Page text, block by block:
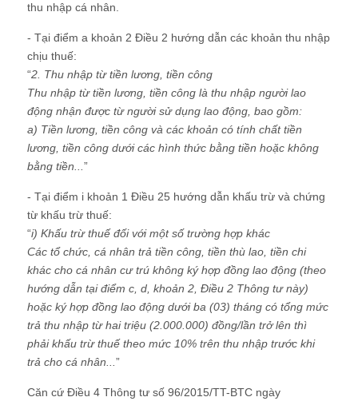
thu nhập cá nhân.
- Tại điểm a khoản 2 Điều 2 hướng dẫn các khoản thu nhập
chịu thuế:
“2. Thu nhập từ tiền lương, tiền công
Thu nhập từ tiền lương, tiền công là thu nhập người lao
động nhận được từ người sử dụng lao động, bao gồm:
a) Tiền lương, tiền công và các khoản có tính chất tiền
lương, tiền công dưới các hình thức bằng tiền hoặc không
bằng tiền... ”
- Tại điểm i khoản 1 Điều 25 hướng dẫn khấu trừ và chứng
từ khấu trừ thuế:
“i) Khấu trừ thuế đối với một số trường hợp khác
Các tổ chức, cá nhân trả tiền công, tiền thù lao, tiền chi
khác cho cá nhân cư trú không ký hợp đồng lao động (theo
hướng dẫn tại điểm c, d, khoản 2, Điều 2 Thông tư này)
hoặc ký hợp đồng lao động dưới ba (03) tháng có tổng mức
trả thu nhập từ hai triệu (2.000.000) đồng/lần trở lên thì
phải khấu trừ thuế theo mức 10% trên thu nhập trước khi
trả cho cá nhân... ”
Căn cứ Điều 4 Thông tư số 96/2015/TT-BTC ngày